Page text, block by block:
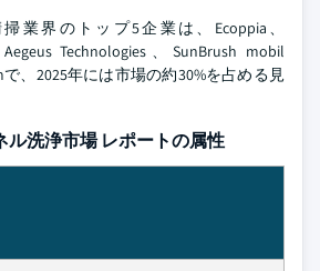
業界のトップ5企業は、Ecoppia、
Technologies、SunBrush mobil
で、2025年には市場の約30%を占める見
ル洗浄市場 レポートの属性